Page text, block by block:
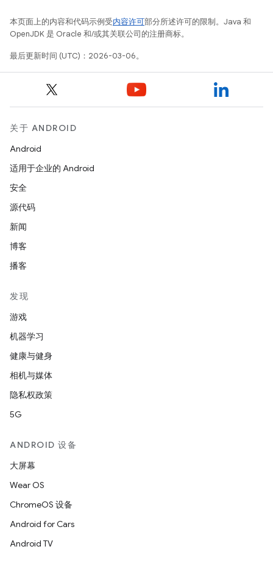
本页面上的内容和代码示例受内容许可部分所述许可的限制。Java 和
OpenJDK 是 Oracle 和/或其关联公司的注册商标。
最后更新时间 (UTC)：2026-03-06。
关于 ANDROID
Android
适用于企业的 Android
安全
源代码
新闻
博客
播客
发现
游戏
机器学习
健康与健身
相机与媒体
隐私权政策
5G
ANDROID 设备
大屏幕
Wear OS
ChromeOS 设备
Android for Cars
Android TV